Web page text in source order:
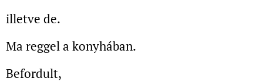
illetve de.
Ma reggel a konyhában.
Befordult,